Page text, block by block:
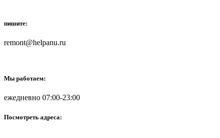
пишите:
remont@helpanu.ru
Мы работаем:
ежедневно 07:00-23:00
Посмотреть адреса: